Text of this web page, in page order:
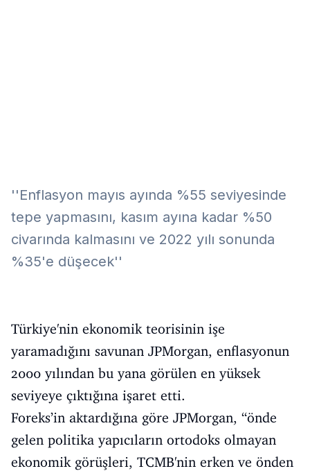
''Enflasyon mayıs ayında %55 seviyesinde
tepe yapmasını, kasım ayına kadar %50
civarında kalmasını ve 2022 yılı sonunda
%35'e düşecek''
Türkiye'nin ekonomik teorisinin işe
yaramadığını savunan JPMorgan, enflasyonun
2000 yılından bu yana görülen en yüksek
seviyeye çıktığına işaret etti.
Foreks’in aktardığına göre JPMorgan, “önde
gelen politika yapıcıların ortodoks olmayan
ekonomik görüşleri, TCMB'nin erken ve önden